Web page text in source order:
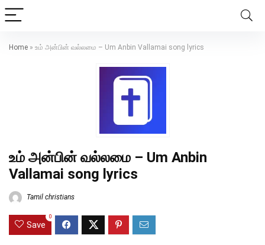
Home » உம் அன்பின் வல்லமை – Um Anbin Vallamai song lyrics
உம் அன்பின் வல்லமை – Um Anbin
Vallamai song lyrics
Tamil christians
Save
0